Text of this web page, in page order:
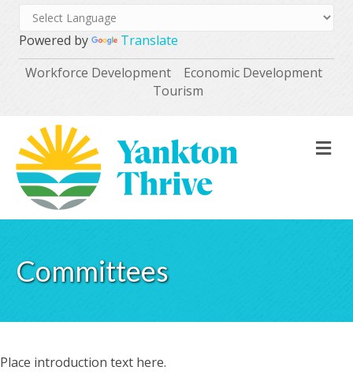
Powered by
Translate
Workforce Development
Economic Development
Tourism
Committees
Place introduction text here.